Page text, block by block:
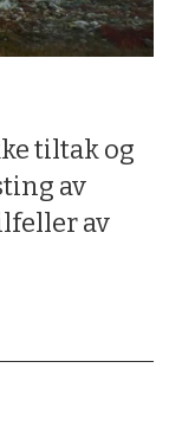
tiltak og
av
av